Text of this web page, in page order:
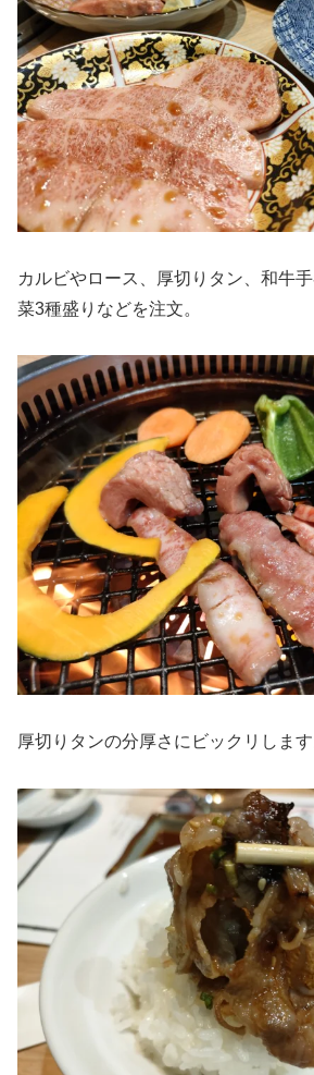
カルビやロース、厚切りタン、和牛
菜3種盛りなどを注文。
厚切りタンの分厚さにビックリします